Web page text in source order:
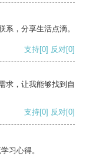
，分享生活点滴。
支持[0] 反对[0]
求，让我能够找到自
支持[0] 反对[0]
习心得。